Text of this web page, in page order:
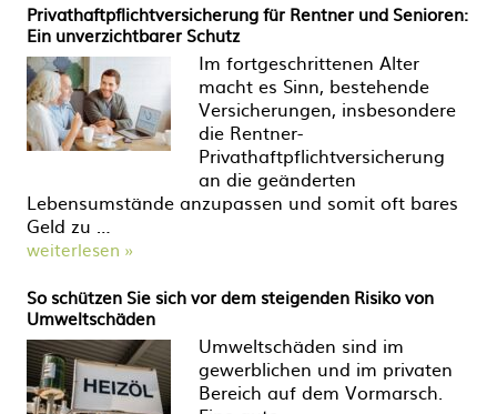
Privathaftpflichtversicherung für Rentner und Senioren:
Ein unverzichtbarer Schutz
Im fortgeschrittenen Alter
macht es Sinn, bestehende
Versicherungen, insbesondere
die Rentner-
Privathaftpflichtversicherung
an die geänderten
Lebensumstände anzupassen und somit oft bares
Geld zu …
weiterlesen »
So schützen Sie sich vor dem steigenden Risiko von
Umweltschäden
Umweltschäden sind im
gewerblichen und im privaten
Bereich auf dem Vormarsch.